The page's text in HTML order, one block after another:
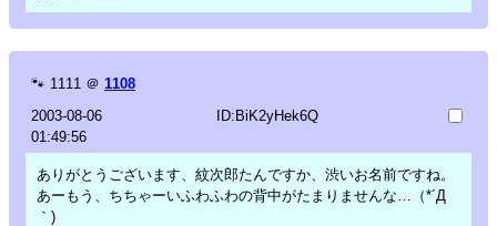
🐾 1111 ＠ 1108
2003-08-06
01:49:56
ID:BiK2yHek6Q
ありがとうございます、紋次郎たんですか、渋いお名前ですね。
あーもう、ちちゃーいふわふわの背中がたまりませんな…（*´Д
｀)